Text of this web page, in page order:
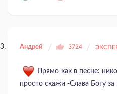
Андрей 3724
Прямо как в песне:
просто скажи -Слава Богу за